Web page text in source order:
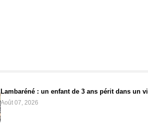
Lambaréné : un enfant de 3 ans périt dans un
Août 07, 2026